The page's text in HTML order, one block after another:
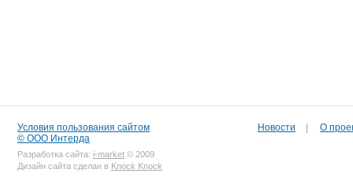
Условия пользования сайтом
© ООО Интерда
Разработка сайта: i-market © 2009
Дизайн сайта сделан в Knock Knock
Новости О